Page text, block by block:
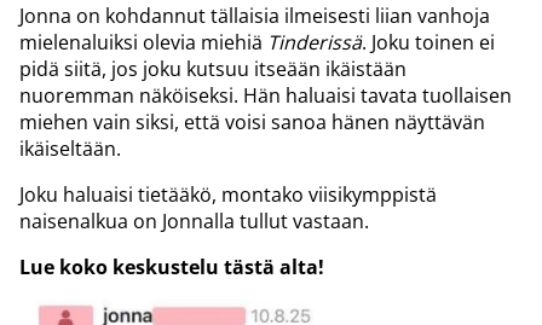
Jonna on kohdannut tällaisia ilmeisesti liian vanhoja
mielenaluiksi olevia miehiä Tinderissä. Joku toinen ei
pidä siitä, jos joku kutsuu itseään ikäistään
nuoremman näköiseksi. Hän haluaisi tavata tuollaisen
miehen vain siksi, että voisi sanoa hänen näyttävän
ikäiseltään.
Joku haluaisi tietääkö, montako viisikymppistä
naisenalkua on Jonnalla tullut vastaan.
Lue koko keskustelu tästä alta!